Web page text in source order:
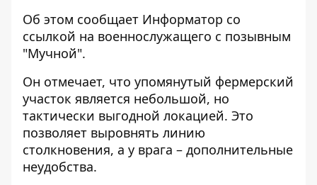
Об этом сообщает Информатор со
ссылкой на военнослужащего с позывным
"Мучной".
Он отмечает, что упомянутый фермерский
участок является небольшой, но
тактически выгодной локацией. Это
позволяет выровнять линию
столкновения, а у врага – дополнительные
неудобства.